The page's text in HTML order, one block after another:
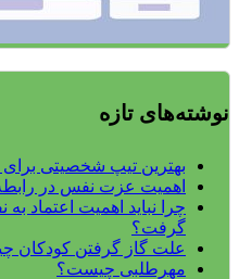
نوشته‌های تازه
بهترین تیپ شخصیتی
اهمیت عزت نفس در
چرا نباید اهمیت اعتماد
گرفت؟
علت گاز گرفتن کودکان
مهرطلبی چیست؟